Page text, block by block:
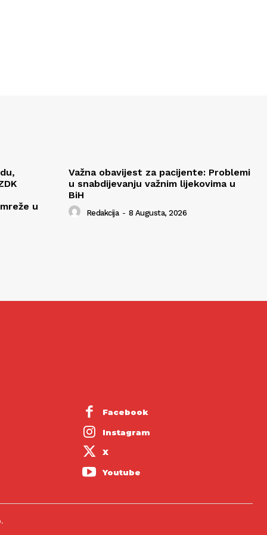
u
Važna obavijest za pacijente: Problemi
u snabdijevanju važnim lijekovima u
BiH
Redakcija - 8 Augusta, 2026
Facebook
Instagram
X
Youtube